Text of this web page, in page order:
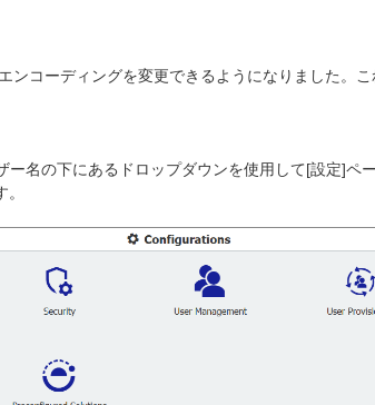
ンコーディングを変更できるようになりました。こ
名の下にあるドロップダウンを使用して[設定]ペ